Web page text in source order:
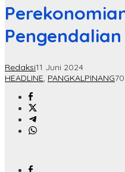
Redaksi11 Juni 2024
HEADLINE, PANGKALPINANG